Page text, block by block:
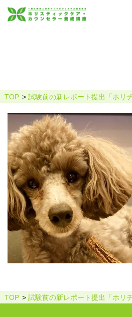
TOP 試験前の新レポート提出「ホリ
TOP 試験前の新レポート提出「ホリ